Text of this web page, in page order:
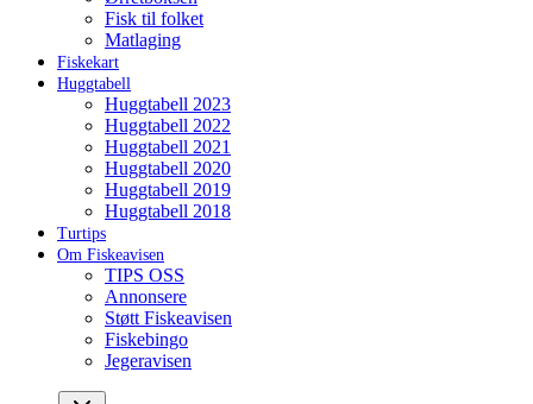
Fisk til folket
Matlaging
Fiskekart
Huggtabell
Huggtabell 2023
Huggtabell 2022
Huggtabell 2021
Huggtabell 2020
Huggtabell 2019
Huggtabell 2018
Turtips
Om Fiskeavisen
TIPS OSS
Annonsere
Støtt Fiskeavisen
Fiskebingo
Jegeravisen